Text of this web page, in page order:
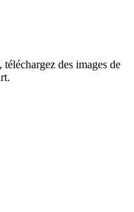
des images de